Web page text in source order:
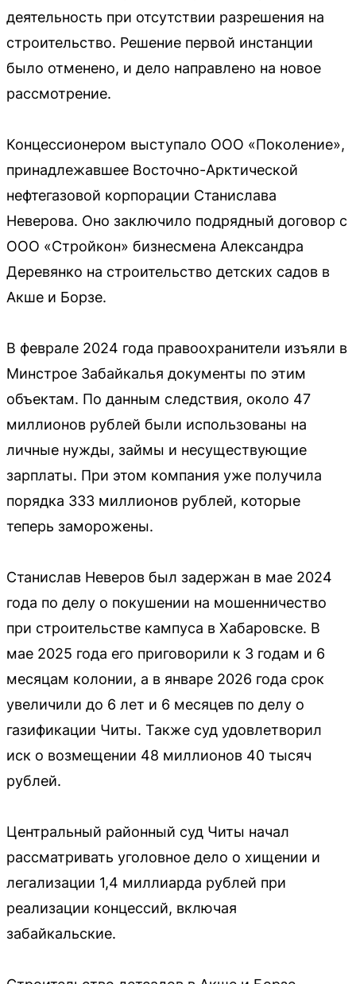
деятельность при отсутствии разрешения на
строительство. Решение первой инстанции
было отменено, и дело направлено на новое
рассмотрение.
Концессионером выступало ООО «Поколение»,
принадлежавшее Восточно-Арктической
нефтегазовой корпорации Станислава
Неверова. Оно заключило подрядный договор с
ООО «Стройкон» бизнесмена Александра
Деревянко на строительство детских садов в
Акше и Борзе.
В феврале 2024 года правоохранители изъяли в
Минстрое Забайкалья документы по этим
объектам. По данным следствия, около 47
миллионов рублей были использованы на
личные нужды, займы и несуществующие
зарплаты. При этом компания уже получила
порядка 333 миллионов рублей, которые
теперь заморожены.
Станислав Неверов был задержан в мае 2024
года по делу о покушении на мошенничество
при строительстве кампуса в Хабаровске. В
мае 2025 года его приговорили к 3 годам и 6
месяцам колонии, а в январе 2026 года срок
увеличили до 6 лет и 6 месяцев по делу о
газификации Читы. Также суд удовлетворил
иск о возмещении 48 миллионов 40 тысяч
рублей.
Центральный районный суд Читы начал
рассматривать уголовное дело о хищении и
легализации 1,4 миллиарда рублей при
реализации концессий, включая
забайкальские.